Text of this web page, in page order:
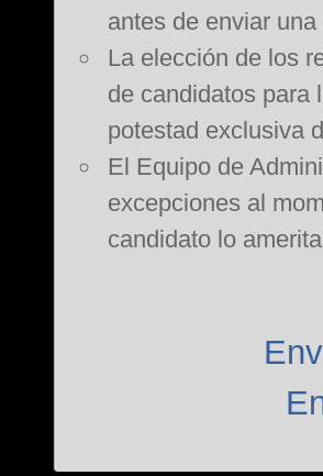
antes de enviar una
La elección de los
de candidatos para
potestad exclusiva
El Equipo de
excepciones al
candidato lo